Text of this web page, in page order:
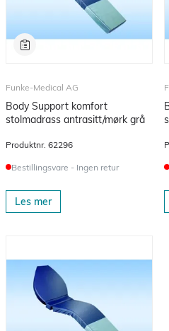
Funke-Medical AG
Body Support komfort
stolmadrass antrasitt/mørk grå
Produktnr. 62296
Bestillingsvare - Ingen retur
Les mer